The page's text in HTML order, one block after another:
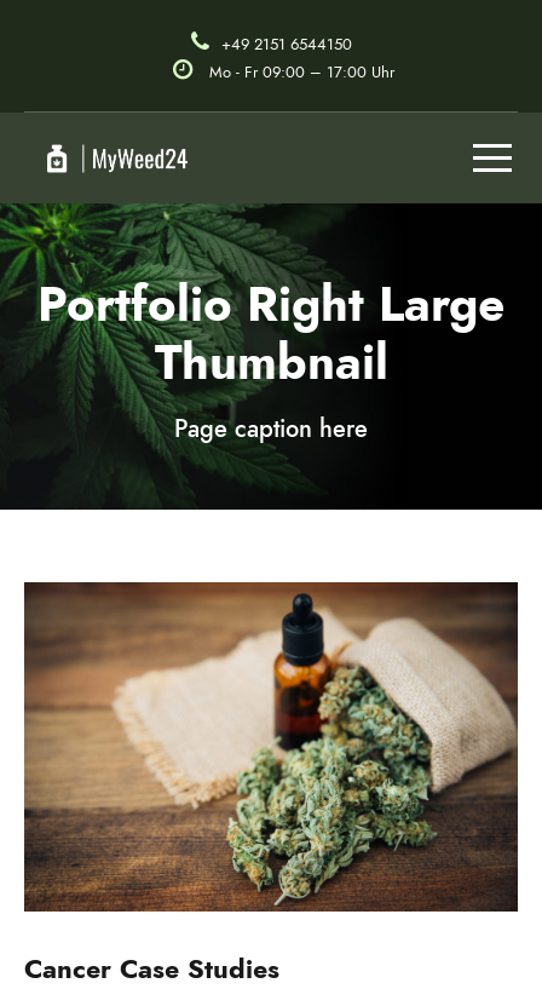
+49 2151 6544150
Mo - Fr 09:00 – 17:00 Uhr
Portfolio Right Large
Thumbnail
Page caption here
Cancer Case Studies